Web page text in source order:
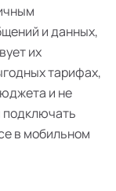
и данных,
их
тарифах,
и не
в мобильном